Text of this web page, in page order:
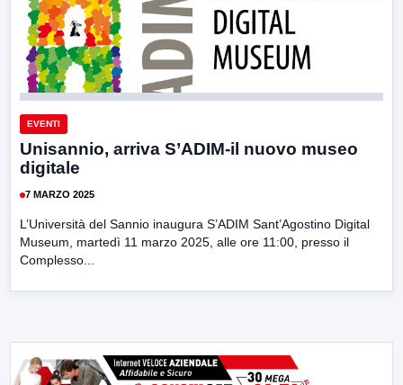
EVENTI
Unisannio, arriva S’ADIM-il nuovo museo
digitale
7 MARZO 2025
L’Università del Sannio inaugura S’ADIM Sant’Agostino Digital
Museum, martedì 11 marzo 2025, alle ore 11:00, presso il
Complesso...